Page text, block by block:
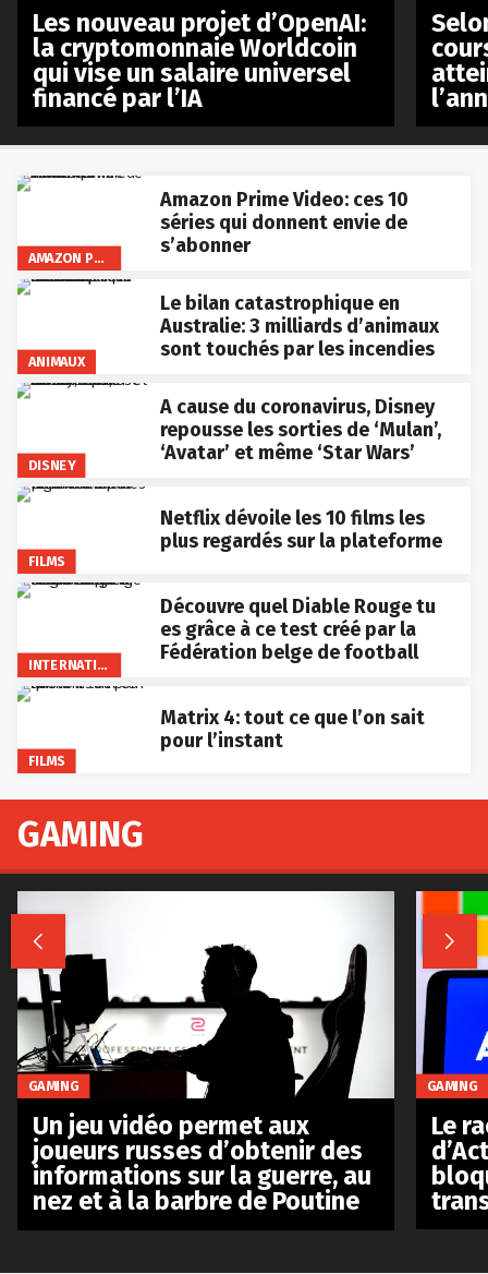
AMAZON PRIME VIDEO
Amazon Prime Video: ces 10
séries qui donnent envie de
s’abonner
ANIMAUX
Le bilan catastrophique en
Australie: 3 milliards d’animaux
sont touchés par les incendies
DISNEY
A cause du coronavirus, Disney
repousse les sorties de ‘Mulan’,
‘Avatar’ et même ‘Star Wars’
FILMS
Netflix dévoile les 10 films les
plus regardés sur la plateforme
INTERNATIONAL
Découvre quel Diable Rouge tu
es grâce à ce test créé par la
Fédération belge de football
FILMS
Matrix 4: tout ce que l’on sait
pour l’instant
Les nouveau projet d’OpenAI:
la cryptomonnaie Worldcoin
qui vise un salaire universel
financé par l’IA
GAMING
 
GAMING
Un jeu vidéo permet aux
joueurs russes d’obtenir des
informations sur la guerre, au
nez et à la barbre de Poutine
GAMING
Le